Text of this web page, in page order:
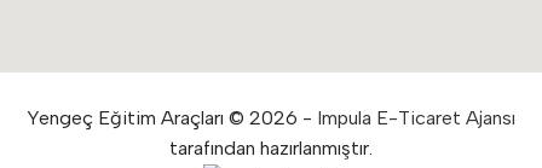
Yengeç Eğitim Araçları © 2026 - Impula E-Ticaret Ajansı
tarafından hazırlanmıştır.